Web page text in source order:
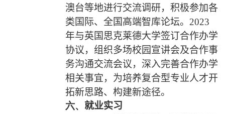
澳台等地进行交流调研，积极参加各
类国际、全国高端智库论坛。 2023
年与英国思克莱德大学签订合作办学
协议，组织多场校园宣讲会及合作事
务沟通交流会议，深入完善合作办学
相关事宜，为培养复合型专业人才开
拓新思路、构建新途径。
六、 就业实习